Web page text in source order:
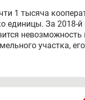
1 тысяча
единицы. За 2018-
невозможность
участка,